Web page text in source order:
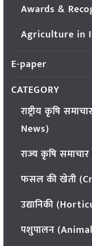
Awards &
Agriculture in
E-paper
CATEGORY
राष्ट्रीय कृषि
News)
राज्य कृषि
फसल की खेती
उद्यानिकी
पशुपालन